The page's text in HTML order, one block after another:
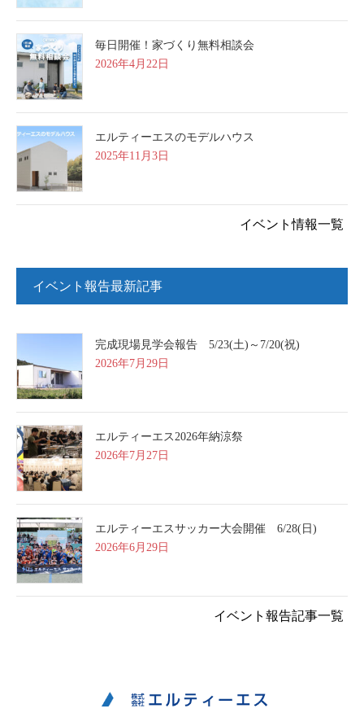
毎日開催！家づくり無料相談会
2026年4月22日
エルティーエスのモデルハウス
2025年11月3日
イベント情報一覧
イベント報告最新記事
完成現場見学会報告 5/23(土)～7/20(祝)
2026年7月29日
エルティーエス2026年納涼祭
2026年7月27日
エルティーエスサッカー大会開催 6/28(日)
2026年6月29日
イベント報告記事一覧